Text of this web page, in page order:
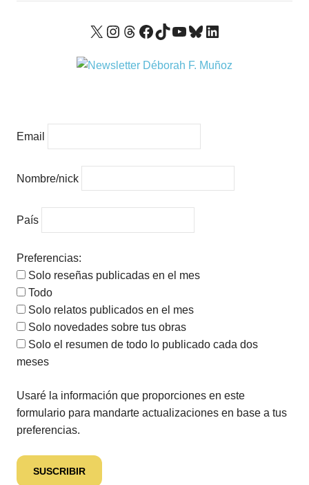
X Instagram
Threads
Facebook
TikTok
YouTube
Bluesky
LinkedIn
Email
Nombre/nick
País
Preferencias:
Solo reseñas publicadas en el mes
Todo
Solo relatos publicados en el mes
Solo novedades sobre tus obras
Solo el resumen de todo lo publicado cada dos
meses
Usaré la información que proporciones en este
formulario para mandarte actualizaciones en base a tus
preferencias.